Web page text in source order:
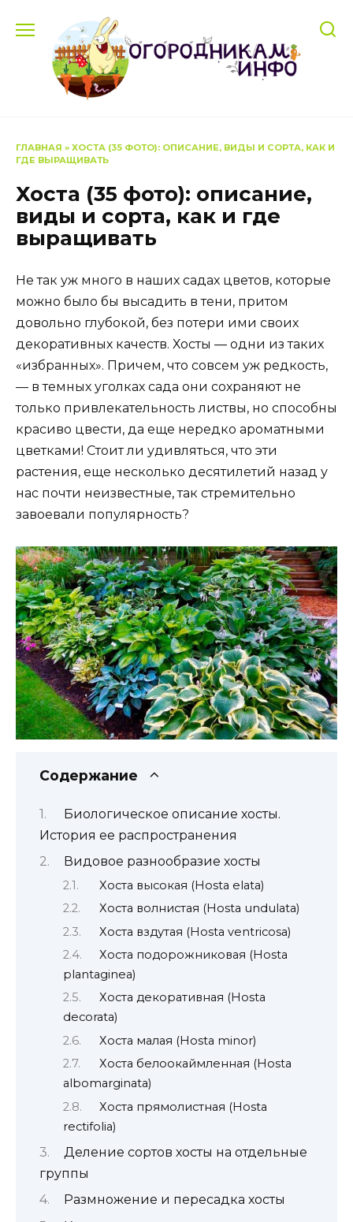
содержанию
ГЛАВНАЯ » ХОСТА (35 ФОТО): ОПИСАНИЕ, ВИДЫ И СОРТА, КАК И
ГДЕ ВЫРАЩИВАТЬ
Хоста (35 фото): описание,
виды и сорта, как и где
выращивать
Не так уж много в наших садах цветов, которые
можно было бы высадить в тени, притом
довольно глубокой, без потери ими своих
декоративных качеств. Хосты — одни из таких
«избранных». Причем, что совсем уж редкость,
— в темных уголках сада они сохраняют не
только привлекательность листвы, но способны
красиво цвести, да еще нередко ароматными
цветками! Стоит ли удивляться, что эти
растения, еще несколько десятилетий назад у
нас почти неизвестные, так стремительно
завоевали популярность?
Содержание
Биологическое описание хосты.
История ее распространения
Видовое разнообразие хосты
Хоста высокая (Нosta elata)
Хоста волнистая (Нosta undulata)
Хоста вздутая (Нosta ventricosa)
Хоста подорожниковая (Нosta
plantaginea)
Хоста декоративная (Hosta
decorata)
Хоста малая (Hosta minor)
Хоста белоокаймленная (Hosta
albomarginata)
Хоста прямолистная (Нosta
rectifolia)
Деление сортов хосты на отдельные
группы
Размножение и пересадка хосты